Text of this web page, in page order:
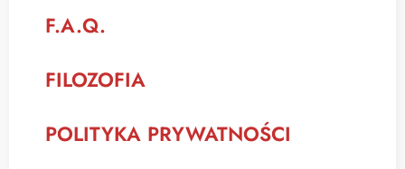
F.A.Q.
FILOZOFIA
POLITYKA PRYWATNOŚCI